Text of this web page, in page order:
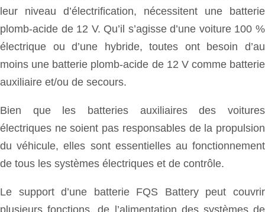
leur niveau d’électrification, nécessitent une batterie
plomb-acide de 12 V. Qu’il s’agisse d’une voiture 100 %
électrique ou d’une hybride, toutes ont besoin d’au
moins une batterie plomb-acide de 12 V comme batterie
auxiliaire et/ou de secours.
Bien que les batteries auxiliaires des voitures
électriques ne soient pas responsables de la propulsion
du véhicule, elles sont essentielles au fonctionnement
de tous les systèmes électriques et de contrôle.
Le support d’une batterie FQS Battery peut couvrir
plusieurs fonctions, de l’alimentation des systèmes de